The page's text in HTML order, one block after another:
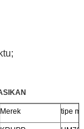
Merek tipe